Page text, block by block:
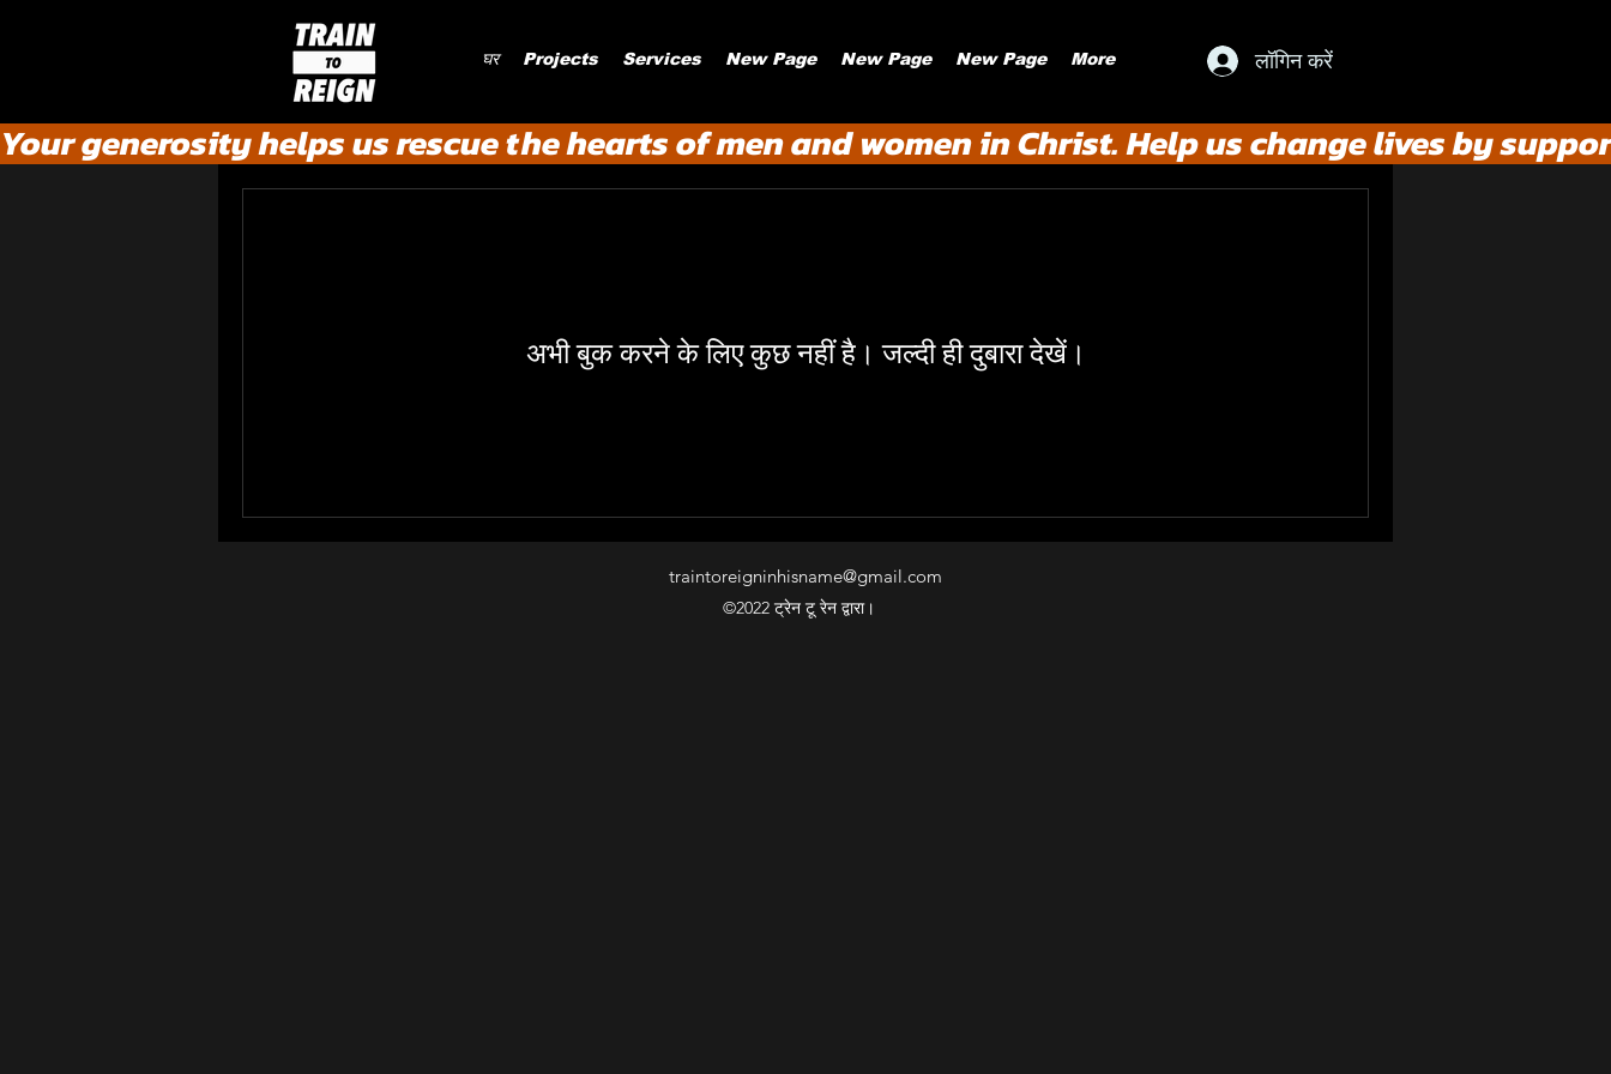
लॉगिन करें
घर Projects Services New Page New Page New Page More
Your generosity helps us rescue the hearts of men and women in Christ. Help us change lives by
अभी बुक करने के लिए कुछ नहीं है। जल्दी ही दुबारा देखें।
traintoreigninhisname@gmail.com
©2022 ट्रेन टू रेन द्वारा।